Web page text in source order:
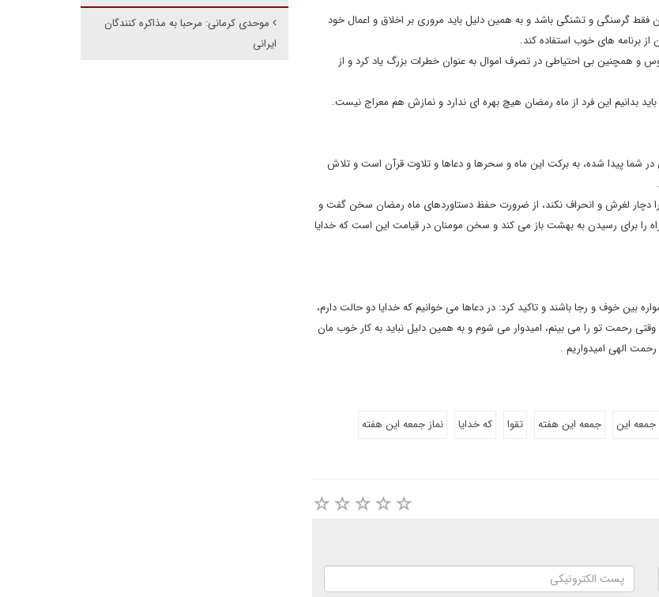
گرسنگی و تشنگی باشد و به همین دلیل باید مروری بر اخلاق و اعمال خود
برنامه های خوب استفاده کند.
و همچنین بی احتیاطی در تصرف اموال به عنوان خطرات بزرگ یاد کرد و از
بدانیم این فرد از ماه رمضان هیچ بهره ای ندارد و نمازش هم معراج نیست.
شما پیدا شده، به برکت این ماه و سحرها و دعاها و تلاوت قرآن است و تلاش
دچار لغرش و انحراف نکند، از ضرورت حفظ دستاوردهای ماه رمضان سخن گفت و
را برای رسیدن به بهشت باز می کند و سخن مومنان در قیامت این است که خدایا
بین خوف و رجا باشند و تاکید کرد: در دعاها می خوانیم که خدایا دو حالت دارم،
رحمت تو را می بینم، امیدوار می شوم و به همین دلیل نباید به کار خوب مان
الهی امیدواریم .
جمعه این جمعه این هفته تقوا که خدایا نماز جمعه این هفته
موحدی کرمانی: مرحبا به مذاکره کنندگان
ایرانی